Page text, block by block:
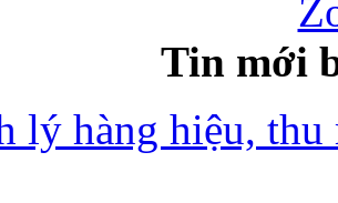
Tin mới
lý hàng hiệu,